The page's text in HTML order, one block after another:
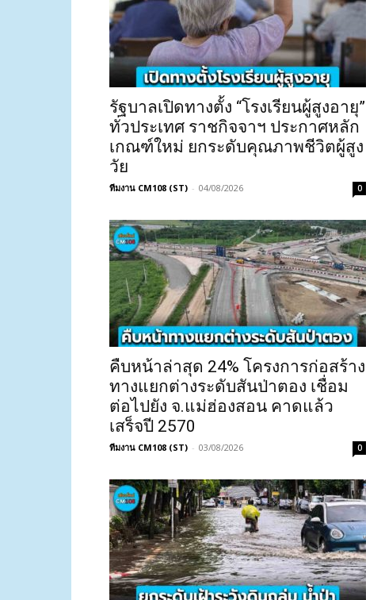
รัฐบาลเปิดทางตั้ง “โรงเรียนผู้สูงอายุ”
ทั่วประเทศ ราชกิจจาฯ ประกาศหลัก
เกณฑ์ใหม่ ยกระดับคุณภาพชีวิตผู้สูง
วัย
ทีมงาน CM108 (ST) - 04/08/2026 0
คืบหน้าล่าสุด 24% โครงการก่อสร้าง
ทางแยกต่างระดับสันป่าตอง เชื่อม
ต่อไปยัง จ.แม่ฮ่องสอน คาดแล้ว
เสร็จปี 2570
ทีมงาน CM108 (ST) - 03/08/2026 0